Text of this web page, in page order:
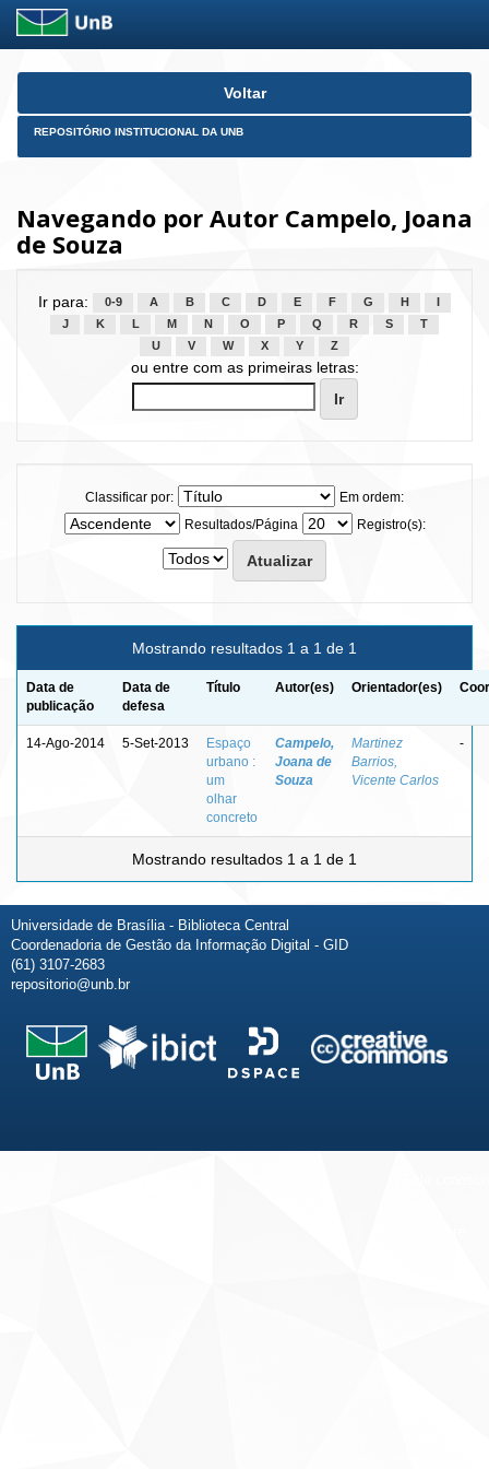
Skip
Voltar
REPOSITÓRIO INSTITUCIONAL DA UNB
Navegando por Autor Campelo, Joana
de Souza
Ir para: 0-9 A B C D E F G H
J
K L M N O P Q R S
T
U
V W X Y Z
ou entre com as primeiras letras:
Classificar por:
Em ordem:
Resultados/Página
Registro(s):
Mostrando resultados 1 a 1 de 1
Data de
publicação
Data de
defesa
Título Autor(es) Orientador(es)
14-Ago-2014 5-Set-2013
Espaço
urbano :
um
olhar
concreto
Campelo,
Joana de
Souza
Martinez
Barrios,
Vicente Carlos
-
Mostrando resultados 1 a 1 de 1
Universidade de Brasília - Biblioteca Central
Coordenadoria de Gestão da Informação Digital - GID
(61) 3107-2683
repositorio@unb.br